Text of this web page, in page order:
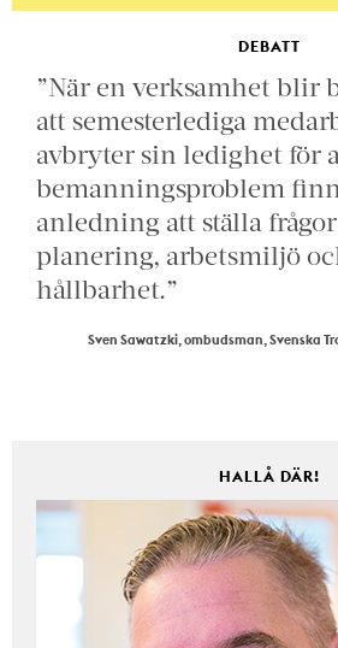
DEBATT
”När en verksamhet blir
att semesterlediga
avbryter sin ledighet för
bemanningsproblem
anledning att ställa
planering, arbetsmiljö
hållbarhet.”
Sven Sawatzki, ombudsman, Svenska
HALLÅ DÄR!